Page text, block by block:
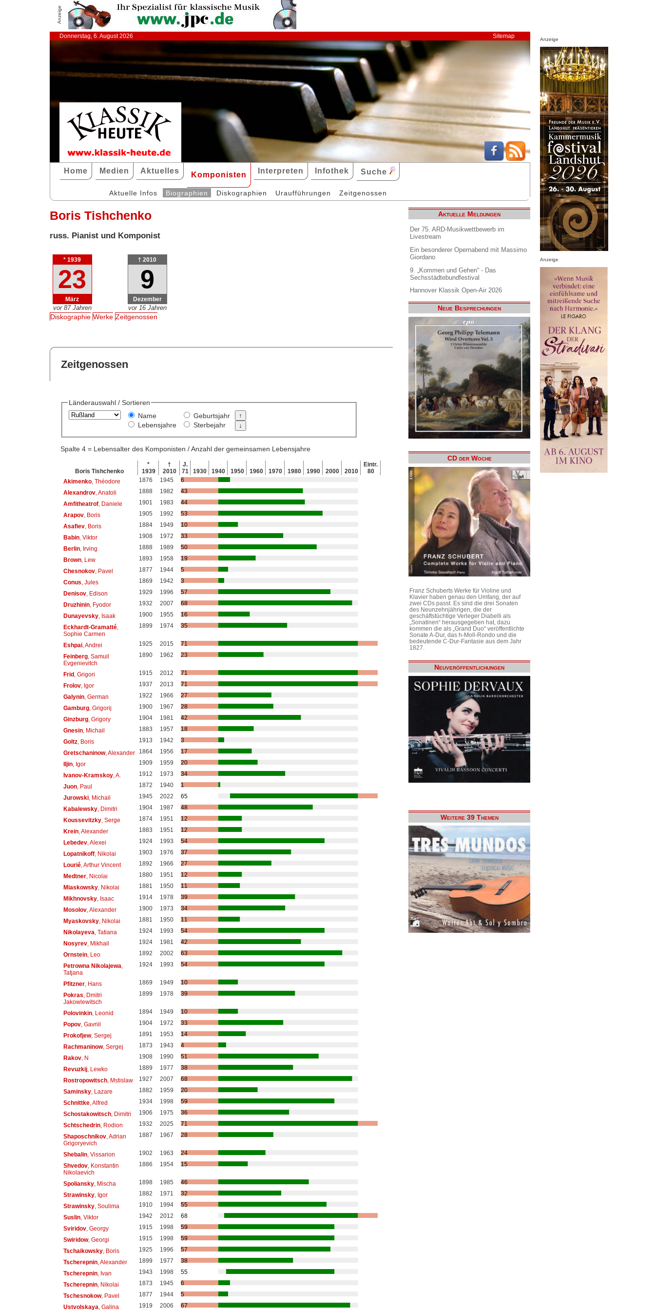
Anzeige
Donnerstag, 6. August 2026 Sitemap
Home Medien Aktuelles Komponisten Interpreten Infothek Suche
Aktuelle Infos Biographien Diskographien Uraufführungen Zeitgenossen
Boris Tishchenko
russ. Pianist und Komponist
* 1939
23
März
vor 87 Jahren
† 2010
9
Dezember
vor 16 Jahren
Diskographie Werke Zeitgenossen
Zeitgenossen
Länderauswahl / Sortieren
Name
Lebensjahre
Geburtsjahr
Sterbejahr
Spalte 4 = Lebensalter des Komponisten / Anzahl der gemeinsamen Lebensjahre
Boris Tishchenko
*
1939
†
2010
J.
71
1930 1940 1950 1960 1970 1980 1990 2000 2010
Eintr.
80
Akimenko, Théodore 1876 1945
6
Alexandrov, Anatoli 1888 1982
43
Amfitheatrof, Daniele 1901 1983
44
Arapov, Boris 1905 1992
53
Asafiev, Boris 1884 1949
10
Babin, Viktor 1908 1972
33
Berlin, Irving 1888 1989
50
Brown, Lew 1893 1958
19
Chesnokov, Pavel 1877 1944
5
Conus , Jules 1869 1942
3
Denisov, Edison 1929 1996
57
Druzhinin, Fyodor 1932 2007
68
Dunayevsky, Isaak 1900 1955
16
Eckhardt-Gramatté,
Sophie Carmen
1899 1974 35
Eshpai, Andrei 1925 2015
71
Feinberg, Samuil
Evgenievitch
1890 1962 23
Frid, Grigori 1915 2012
71
Frolov, Igor 1937 2013
71
Galynin, German 1922 1966
27
Gamburg, Grigorij 1900 1967
28
Ginzburg, Grigory 1904 1981
42
Gnesin, Michail 1883 1957
18
Goltz, Boris 1913 1942
3
Gretschaninow, Alexander 1864 1956
17
Iljin, Igor 1909 1959
20
Ivanov-Kramskoy, A. 1912 1973
34
Juon, Paul 1872 1940
1
Jurowski, Michail 1945 2022
65
Kabalewsky, Dimitri 1904 1987
48
Koussevitzky, Serge 1874 1951
12
Krein, Alexander 1883 1951
12
Lebedev, Alexei 1924 1993
54
Lopatnikoff, Nikolai 1903 1976
37
Lourié, Arthur Vincent 1892 1966
27
Medtner, Nicolai 1880 1951
12
Miaskowsky, Nikolai 1881 1950
11
Mikhnovsky, Isaac 1914 1978
39
Mosolov, Alexander 1900 1973
34
Myaskovsky, Nikolai 1881 1950
11
Nikolayeva , Tatiana 1924 1993
54
Nosyrev, Mikhail 1924 1981
42
Ornstein, Leo 1892 2002
63
Petrowna Nikolajewa
Tatjana
1924 1993 54
Pfitzner, Hans 1869 1949
10
Pokras , Dmitri
Jakowlewitsch
1899 1978 39
Polovinkin, Leonid 1894 1949
10
Popov, Gavriil 1904 1972
33
Prokofjew, Sergej 1891 1953
14
Rachmaninow, Sergej 1873 1943
4
Rakov, N 1908 1990
51
Revuzkij, Lewko 1889 1977
38
Rostropowitsch, Mstislaw 1927 2007
68
Saminsky, Lazare 1882 1959
20
Schnittke, Alfred 1934 1998
59
Schostakowitsch, Dimitri 1906 1975
36
Schtschedrin, Rodion 1932 2025
71
Shaposchnikov, Adrian
Grigoryevich
1887 1967 28
Shebalin, Vissarion 1902 1963
24
Shvedov, Konstantin
Nikolaevich
1886 1954 15
Spoliansky, Mischa 1898 1985
46
Strawinsky, Igor 1882 1971
32
Strawinsky, Soulima 1910 1994
55
Suslin, Viktor 1942 2012
68
Sviridov, Georgy 1915 1998
59
Swiridow, Georgi 1915 1998
59
Tschaikowsky, Boris 1925 1996
57
Tscherepnin, Alexander 1899 1977
38
Tscherepnin, Ivan 1943 1998
55
Tscherepnin, Nikolai 1873 1945
6
Tschesnokow, Pavel 1877 1944
5
Ustvolskaya , Galina 1919 2006 67
Aktuelle Meldungen
Der 75. ARD-Musikwettbewerb im
Livestream
Ein besonderer Opernabend mit Massimo
Giordano
9. „Kommen und Gehen“ - Das
Sechsstädtebundfestival
Hannover Klassik Open-Air 2026
Neue Besprechungen
CD der Woche
Franz Schuberts Werke für Violine und
Klavier haben genau den Umfang, der auf
zwei CDs passt. Es sind die drei Sonaten
des Neunzehnjährigen, die der
geschäftstüchtige Verleger Diabelli als
„Sonatinen“ herausgegeben hat, dazu
kommen die als „Grand Duo“ veröffentlichte
Sonate A-Dur, das h-Moll-Rondo und die
bedeutende C-Dur-Fantasie aus dem Jahr
1827.
Neuveröffentlichungen
Weitere 39 Themen
Anzeige
Anzeige